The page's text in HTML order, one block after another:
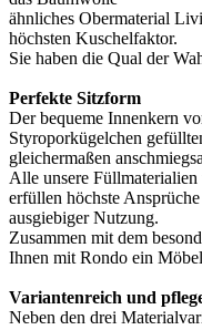
ähnliches Obermaterial
höchsten Kuschelfaktor.
Sie haben die Qual der
Perfekte Sitzform
Der bequeme Innenkern
Styroporkügelchen
gleichermaßen
Alle unsere
erfüllen höchste
ausgiebiger Nutzung.
Zusammen mit dem
Ihnen mit Rondo ein
Variantenreich und
Neben den drei